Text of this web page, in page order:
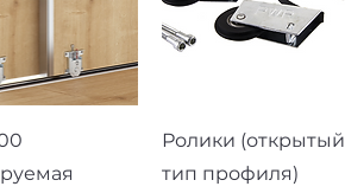
просмотр Быстрый просмотр
Ролики (открытый
тип профиля)